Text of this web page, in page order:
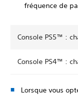
fréquence de
Console PS5™ :
Console PS4™ :
Lorsque vous